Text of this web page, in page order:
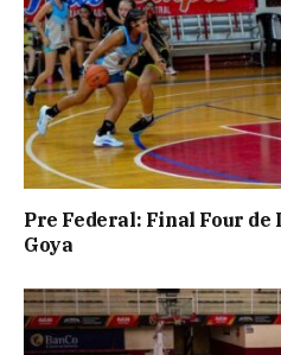
Pre Federal: Final Four
Goya